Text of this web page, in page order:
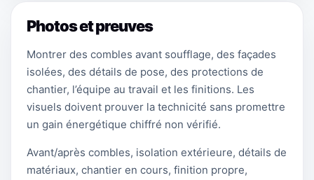
Photos et preuves
Montrer des combles avant soufflage, des façades
isolées, des détails de pose, des protections de
chantier, l’équipe au travail et les finitions. Les
visuels doivent prouver la technicité sans promettre
un gain énergétique chiffré non vérifié.
Avant/après combles, isolation extérieure, détails de
matériaux, chantier en cours, finition propre,